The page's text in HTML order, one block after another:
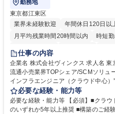
勤務地
東京都江東区
業界未経験歓迎
年間休日120日以
月平均残業時間20時間以内
時短勤
完全週休2日制
仕事の内容
企業名 株式会社ヴィンクス 求人名 東京【インフラエンジニア（AWS）】
流通小売業界TOPシェア/SCMソリューション部 仕事の
インフラエンジニア（クラウド中心
保守業務を中心に、インフラ領域に
しながら、サーバを中心としたIT全般の運用を
ラウド導入の企画選定から携わる機
必要な経験・能力等
必要な経験・能力等 【必須】■クラ
のいずれか5年以上推奨 ■構築のご経